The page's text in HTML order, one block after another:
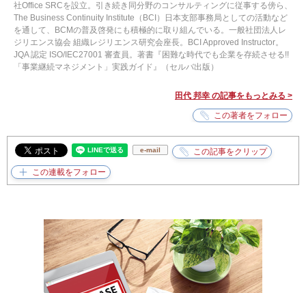
社Office SRCを設立。引き続き同分野のコンサルティングに従事する傍ら、
The Business Continuity Institute（BCI）日本支部事務局としての活動など
を通して、BCMの普及啓発にも積極的に取り組んでいる。一般社団法人レ
ジリエンス協会 組織レジリエンス研究会座長。BCI Approved Instructor。
JQA 認定 ISO/IEC27001 審査員。著書『困難な時代でも企業を存続させる!!
「事業継続マネジメント」実践ガイド』（セルバ出版）
田代 邦幸 の記事をもっとみる >
e-mail